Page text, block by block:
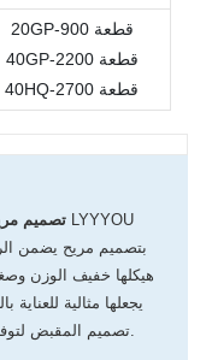
20GP-900 قطعة
40GP-2200 قطعة
40HQ-2700 قطعة
1. تصميم
هيكلها خفيف الوزن
يجعلها مثالية
تصميم المقبض لتوفير قبضة محكمة، ومنع أي انزلاق أثناء الاستخدام.